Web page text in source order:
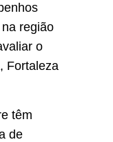
região
o
Fortaleza
têm
de